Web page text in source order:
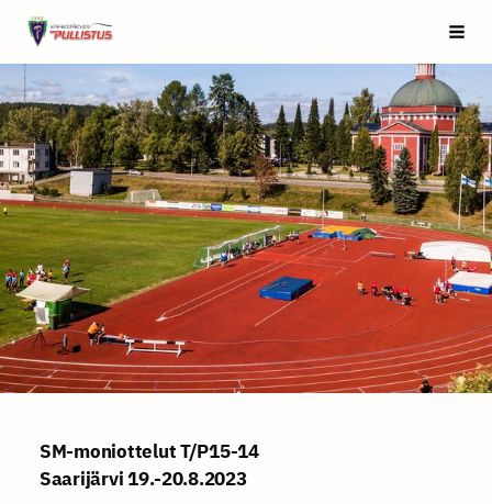
Siirry
sivun
sisältöön
Saarijärven Pullistus
SM-moniottelut T/P15-14
Saarijärvi 19.-20.8.2023